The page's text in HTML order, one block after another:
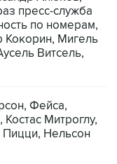
пресс-служба
по номерам,
Кокорин, Мигель
Витсель,
Фейса,
Митроглу,
Нельсон